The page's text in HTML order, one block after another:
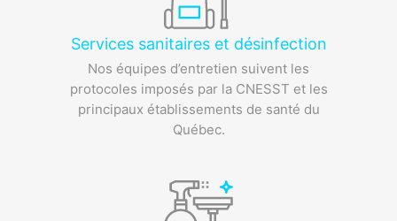
Services sanitaires et désinfection
Nos équipes d’entretien suivent les
protocoles imposés par la CNESST et les
principaux établissements de santé du
Québec.